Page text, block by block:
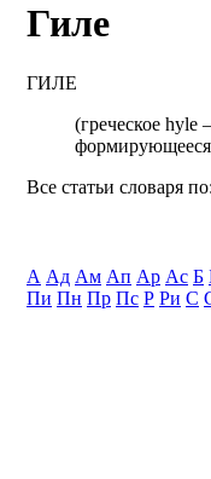
Гиле
ГИЛЕ
(греческое
формирующееся
Все статьи словаря
А Ад Ам Ап Ар Ас Б
Пи Пн Пр Пс Р Ри С